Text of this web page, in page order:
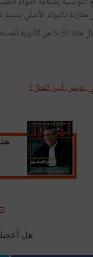
بالدواء الأصلي بنسبة تتراوح
مقابل 70 % في ألمانيا.
تـونس: أيــن الخلل؟
هل